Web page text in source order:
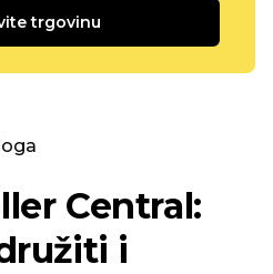
trgovinu
Central:
i